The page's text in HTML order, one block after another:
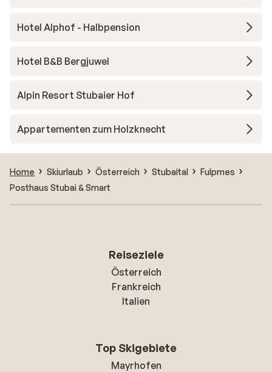
Hotel Alphof - Halbpension
Hotel B&B Bergjuwel
Alpin Resort Stubaier Hof
Appartementen zum Holzknecht
Home Skiurlaub Österreich Stubaital
Fulpmes
Posthaus Stubai & Smart
Reiseziele
Österreich
Frankreich
Italien
Top Skigebiete
Mayrhofen